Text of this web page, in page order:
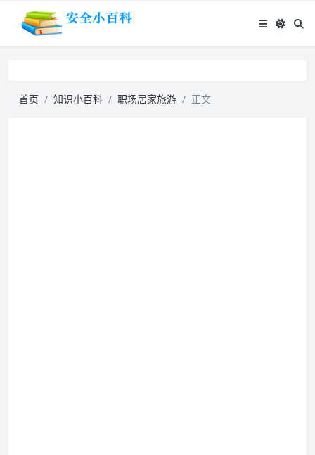
首页 知识小百科 职场居家旅游 正文